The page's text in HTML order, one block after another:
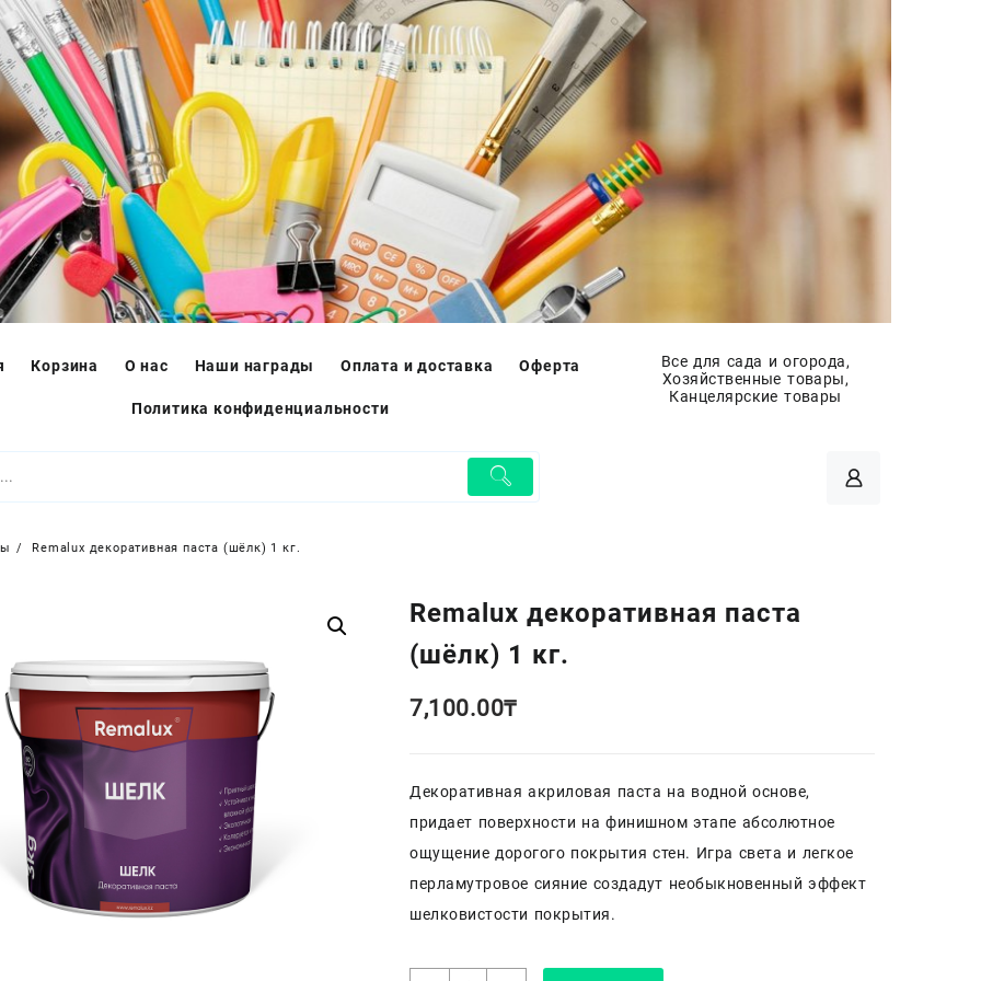
Все для сада и огорода,
Хозяйственные товары,
Канцелярские товары
Корзина О нас Наши награды Оплата и доставка Оферта
Политика конфиденциальности
Remalux декоративная паста (шёлк) 1 кг.
Remalux декоративная паста
(шёлк) 1 кг.
7,100.00₸
Декоративная акриловая паста на водной основе,
придает поверхности на финишном этапе абсолютное
ощущение дорогого покрытия стен. Игра света и легкое
перламутровое сияние создадут необыкновенный эффект
шелковистости покрытия.